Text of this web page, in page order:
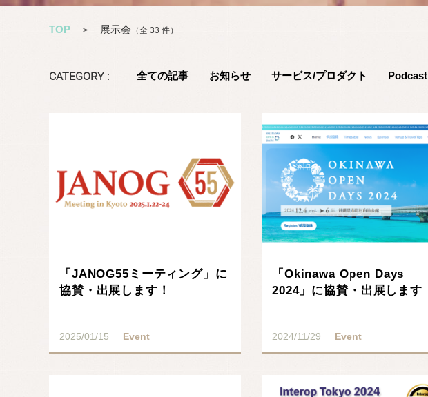
TOP > 展示会 （全 33 件）
CATEGORY : 全ての記事 お知らせ サービス/プロダクト Podcast
「JANOG55ミーティング」に
協賛・出展します！
2025/01/15 Event
「Okinawa Open Days
2024」に協賛・出展します
2024/11/29 Event